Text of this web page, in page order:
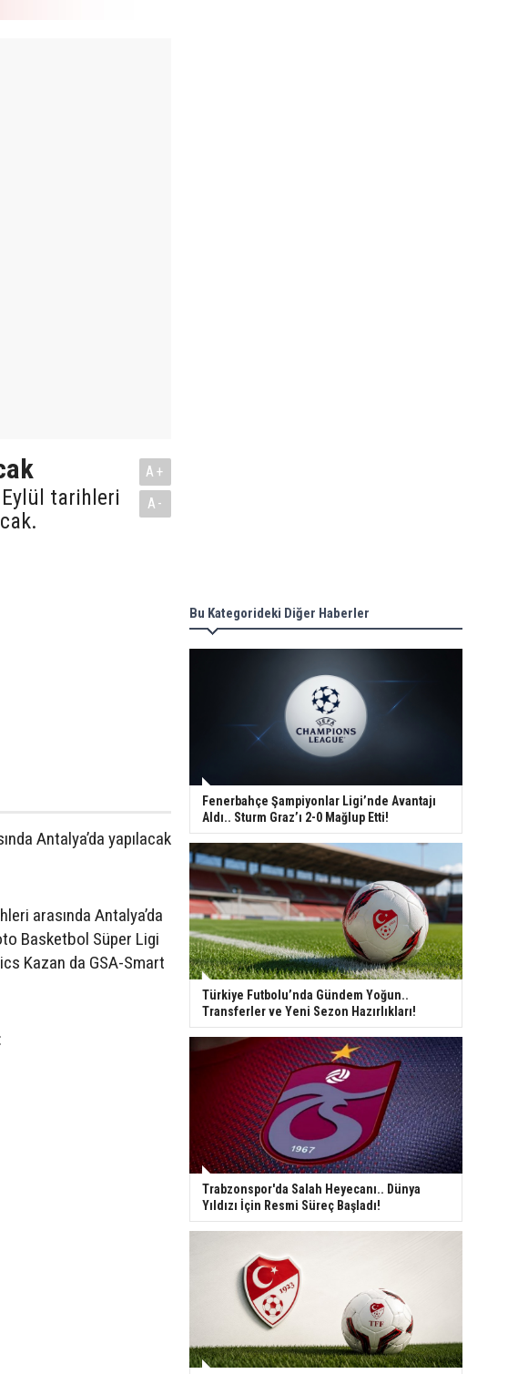
tarihleri
A+
A-
Antalya’da yapılacak
arasında Antalya’da
Basketbol Süper Ligi
Kazan da GSA-Smart
Bu Kategorideki Diğer Haberler
Fenerbahçe Şampiyonlar Ligi’nde Avantajı
Aldı.. Sturm Graz’ı 2-0 Mağlup Etti!
Türkiye Futbolu’nda Gündem Yoğun..
Transferler ve Yeni Sezon Hazırlıkları!
Trabzonspor'da Salah Heyecanı.. Dünya
Yıldızı İçin Resmi Süreç Başladı!